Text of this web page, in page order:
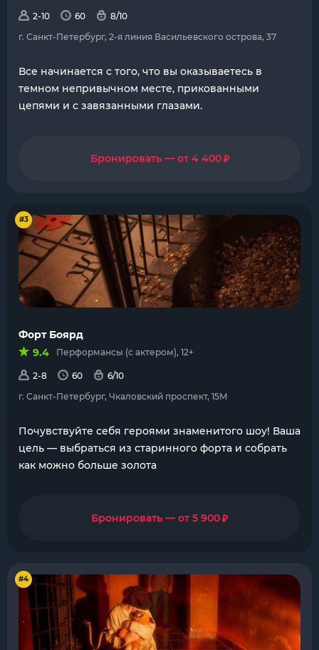
2-10 60
8/10
г. Санкт-Петербург, 2-я линия Васильевского острова, 37
Все начинается с того, что вы оказываетесь в
темном непривычном месте, прикованными
цепями и с завязанными глазами.
Бронировать — от 4 400₽
#3
Форт Боярд
9.4
Перформансы (с актером), 12+
2-8 60
6/10
г. Санкт-Петербург, Чкаловский проспект, 15М
Почувствуйте себя героями знаменитого шоу! Ваша
цель — выбраться из старинного форта и собрать
как можно больше золота
Бронировать — от 5 900₽
#4